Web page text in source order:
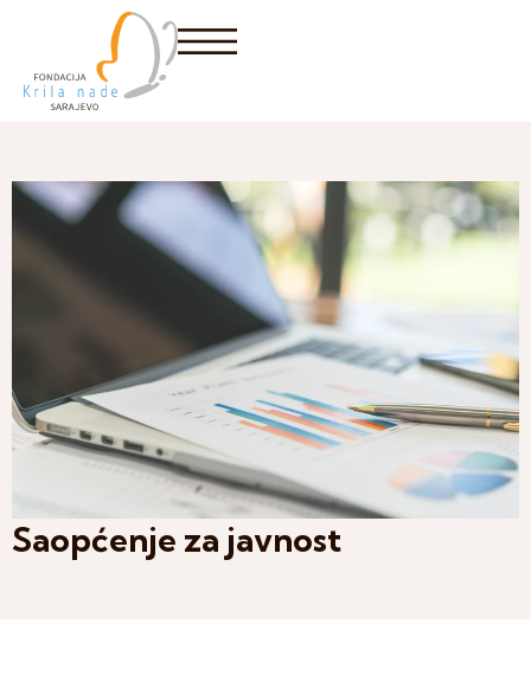
Saopćenje za javnost